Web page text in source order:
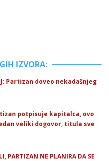
IZVORA:
Partizan doveo nekadašnjeg
potpisuje kapitalca, ovo
veliki dogovor, titula sve
PARTIZAN NE PLANIRA DA SE